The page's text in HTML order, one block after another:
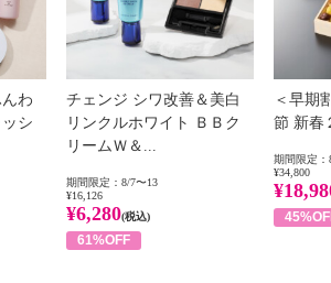
わ
シ
チェンジ シワ改善＆美白
リンクルホワイト ＢＢク
リームＷ＆...
期間限定：8/7〜13
¥16,126
¥6,280(税込)
61%OFF
＜早期
節 新春
期間限定：
¥34,800